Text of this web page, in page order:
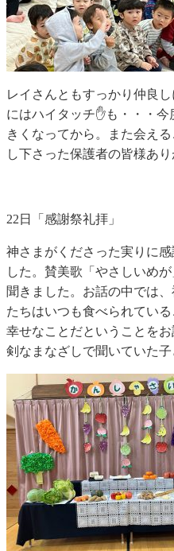
レイさんともすっかり仲良
にはハイタッチ✋も・・・
きくなってから。また会え
し下さった保護者の皆様あり
22日「感謝祭礼拝」
神さまがくださった実りに
した。賛美歌「やさしいめ
聞きました。お話の中では
たちはいつも食べられてい
幸せなことだということを
剣なまなざしで聞いていた子